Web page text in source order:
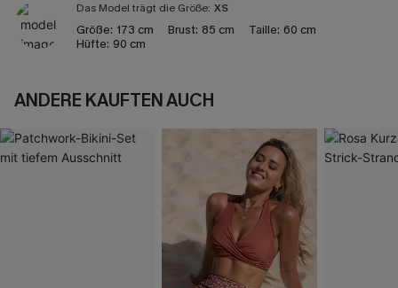
Das Model trägt die Größe: XS
Größe: 173 cm Brust: 85 cm Taille: 60 cm
Hüfte: 90 cm
ANDERE KAUFTEN AUCH